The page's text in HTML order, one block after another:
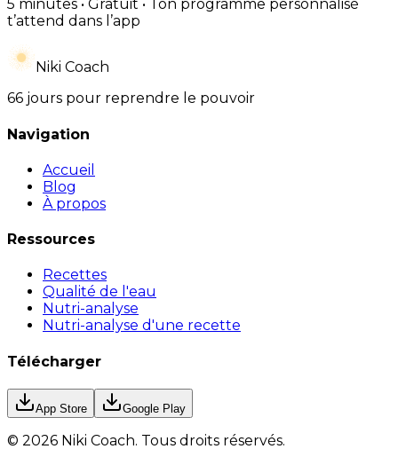
5 minutes • Gratuit • Ton programme personnalisé
t’attend dans l’app
Niki Coach
66 jours pour reprendre le pouvoir
Navigation
Accueil
Blog
À propos
Ressources
Recettes
Qualité de l'eau
Nutri-analyse
Nutri-analyse d'une recette
Télécharger
App Store Google Play
© 2026 Niki Coach. Tous droits réservés.